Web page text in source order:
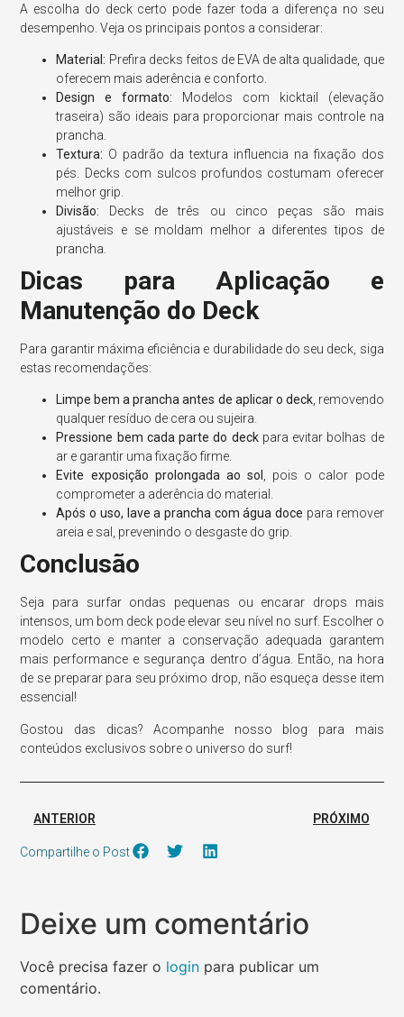
A escolha do deck certo pode fazer toda a diferença no seu
desempenho. Veja os principais pontos a considerar:
Material: Prefira decks feitos de EVA de alta qualidade, que
oferecem mais aderência e conforto.
Design e formato: Modelos com kicktail (elevação
traseira) são ideais para proporcionar mais controle na
prancha.
Textura: O padrão da textura influencia na fixação dos
pés. Decks com sulcos profundos costumam oferecer
melhor grip.
Divisão: Decks de três ou cinco peças são mais
ajustáveis e se moldam melhor a diferentes tipos de
prancha.
Dicas para Aplicação e
Manutenção do Deck
Para garantir máxima eficiência e durabilidade do seu deck, siga
estas recomendações:
Limpe bem a prancha antes de aplicar o deck, removendo
qualquer resíduo de cera ou sujeira.
Pressione bem cada parte do deckpara evitar bolhas de
ar e garantir uma fixação firme.
Evite exposição prolongada ao sol , pois o calor pode
comprometer a aderência do material.
Após o uso, lave a prancha com água doce para remover
areia e sal, prevenindo o desgaste do grip.
Conclusão
Seja para surfar ondas pequenas ou encarar drops mais
intensos, um bom deck pode elevar seu nível no surf. Escolher o
modelo certo e manter a conservação adequada garantem
mais performance e segurança dentro d’água. Então, na hora
de se preparar para seu próximo drop, não esqueça desse item
essencial!
Gostou das dicas? Acompanhe nosso blog para mais
conteúdos exclusivos sobre o universo do surf!
ANTERIOR PRÓXIMO
Compartilhe o Post
Deixe um comentário
Você precisa fazer o login para publicar um
comentário.